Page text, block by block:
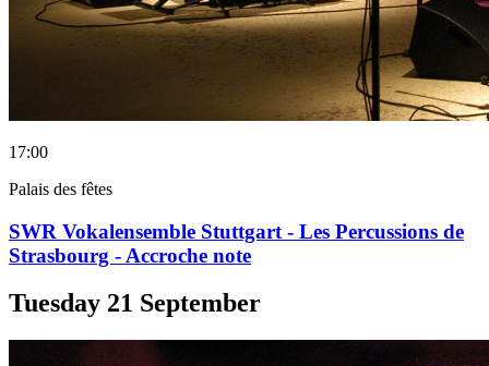
17:00
Palais des fêtes
SWR Vokalensemble Stuttgart - Les Percussions de
Strasbourg - Accroche note
Tuesday 21 September